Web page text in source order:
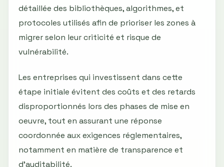
détaillée des bibliothèques, algorithmes, et
protocoles utilisés afin de prioriser les zones à
migrer selon leur criticité et risque de
vulnérabilité.
Les entreprises qui investissent dans cette
étape initiale évitent des coûts et des retards
disproportionnés lors des phases de mise en
oeuvre, tout en assurant une réponse
coordonnée aux exigences réglementaires,
notamment en matière de transparence et
d’auditabilité.